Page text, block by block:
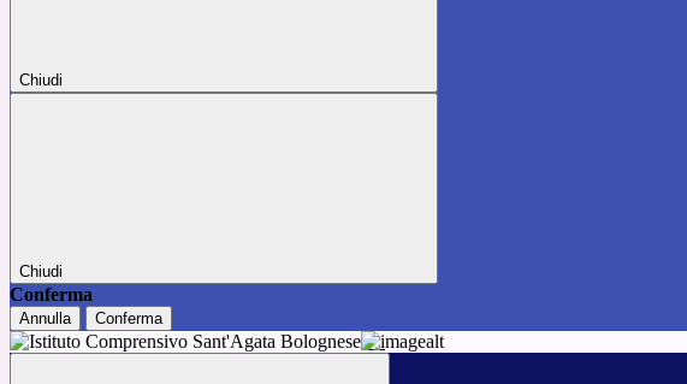
Chiudi
Chiudi
Conferma
Annulla Conferma